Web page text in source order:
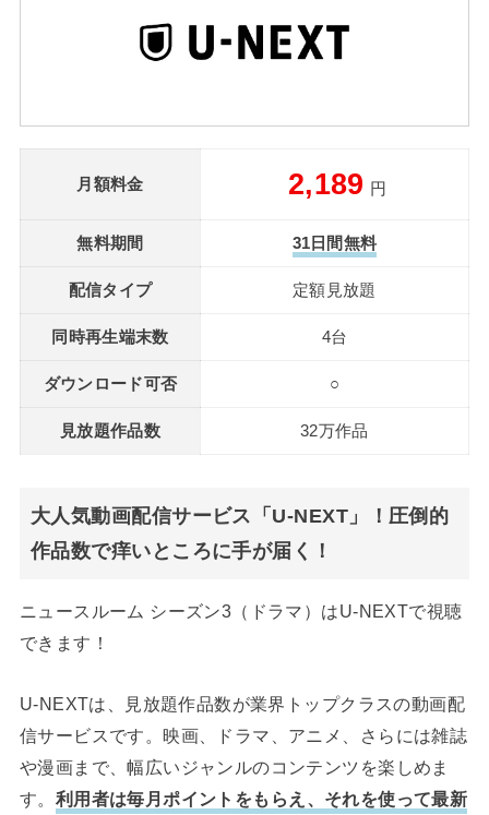
月額料金 2,189 円
無料期間 31日間無料
配信タイプ 定額見放題
同時再生端末数 4台
ダウンロード可否 ○
見放題作品数 32万作品
大人気動画配信サービス「U-NEXT」！圧倒的
作品数で痒いところに手が届く！
ニュースルーム シーズン3（ドラマ）はU-NEXTで視聴
できます！
U-NEXTは、見放題作品数が業界トップクラスの動画配
信サービスです。映画、ドラマ、アニメ、さらには雑誌
や漫画まで、幅広いジャンルのコンテンツを楽しめま
す。 利用者は毎月ポイントをもらえ、それを使って最新